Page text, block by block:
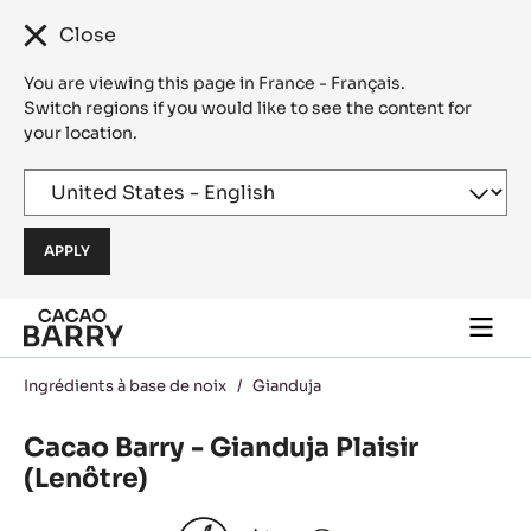
Close
You are viewing this page in France - Français.
Switch regions if you would like to see the content for
your location.
Skip to main content
main
Ingrédients à base de noix / Gianduja
Cacao Barry - Gianduja Plaisir
(Lenôtre)